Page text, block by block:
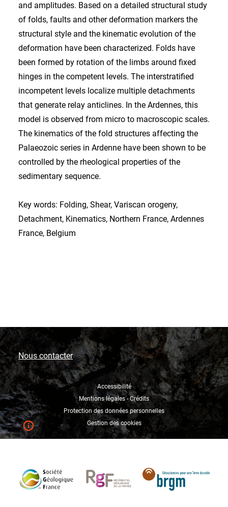
and amplitudes. Based on a detailed structural study
of folds, faults and other deformation markers the
structural style and the kinematic evolution of the
deformation have been characterized. Folds have
been formed by rotation of the limbs around fixed
hinges in the competent levels. The interstratified
incompetent levels localize multiple detachments
that generate relay anticlines. In the Ardennes, this
model is observed from micro to macroscopic scales.
The kinematics of the fold structures affecting the
Palaeozoic series in Ardenne have been shown to be
controlled by the rheological properties of the
sedimentary sequence.
Key words: Folding, Shear, Variscan orogeny,
Detachment, Kinematics, Northern France, Ardennes
France, Belgium
Nous contacter
Accessibilité
Mentions légales - Crédits
Protection des données personnelles
Gestion des cookies